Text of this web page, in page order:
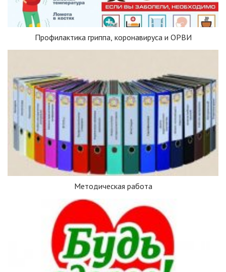
Профилактика гриппа, коронавируса и ОРВИ
Методическая работа